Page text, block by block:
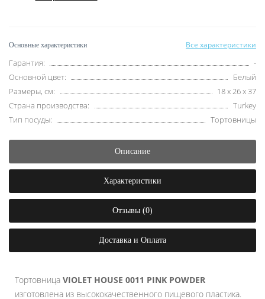
Основные характеристики Все характеристики
Гарантия:
-
Основной цвет:
Белый
Размеры, см:
18 х 26 х 37
Страна производства:
Turkey
Тип посуды:
Тортовницы
Описание
Характеристики
Отзывы (0)
Доставка и Оплата
Тортовница VIOLET HOUSE 0011 PINK POWDER
изготовлена из высококачественного пищевого пластика.